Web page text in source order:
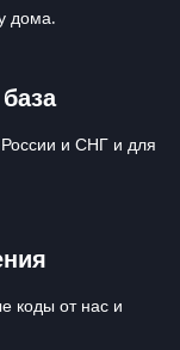
дома.
и СНГ и для
коды от нас и